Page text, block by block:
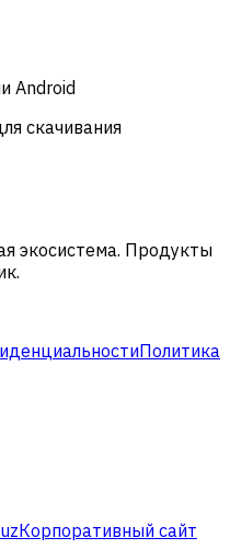
Android
скачивания
экосистема. Продукты
Политика
Корпоративный сайт